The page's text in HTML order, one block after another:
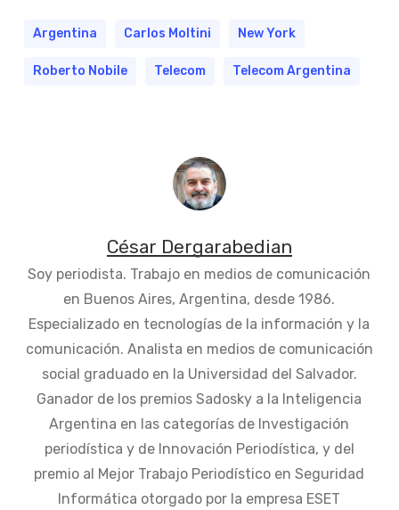
Argentina Carlos Moltini New York
Roberto Nobile Telecom Telecom Argentina
César Dergarabedian
Soy periodista. Trabajo en medios de comunicación
en Buenos Aires, Argentina, desde 1986.
Especializado en tecnologías de la información y la
comunicación. Analista en medios de comunicación
social graduado en la Universidad del Salvador.
Ganador de los premios Sadosky a la Inteligencia
Argentina en las categorías de Investigación
periodística y de Innovación Periodística, y del
premio al Mejor Trabajo Periodístico en Seguridad
Informática otorgado por la empresa ESET